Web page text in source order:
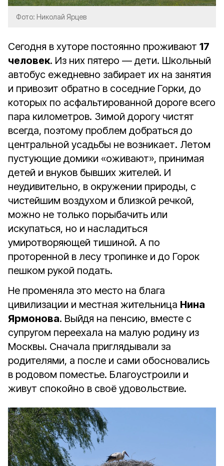
Фото: Николай Ярцев
Сегодня в хуторе постоянно проживают 17
человек. Из них пятеро — дети. Школьный
автобус ежедневно забирает их на занятия
и привозит обратно в соседние Горки, до
которых по асфальтированной дороге всего
пара километров. Зимой дорогу чистят
всегда, поэтому проблем добраться до
центральной усадьбы не возникает. Летом
пустующие домики «оживают», принимая
детей и внуков бывших жителей. И
неудивительно, в окружении природы, с
чистейшим воздухом и близкой речкой,
можно не только порыбачить или
искупаться, но и насладиться
умиротворяющей тишиной. А по
проторенной в лесу тропинке и до Горок
пешком рукой подать.
Не променяла это место на блага
цивилизации и местная жительница Нина
Ярмонова. Выйдя на пенсию, вместе с
супругом переехала на малую родину из
Москвы. Сначала приглядывали за
родителями, а после и сами обосновались
в родовом поместье. Благоустроили и
живут спокойно в своё удовольствие.